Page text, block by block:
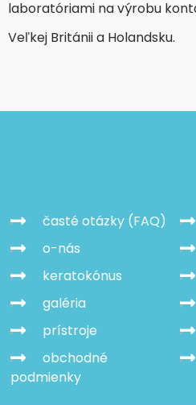
laboratóriami na výrobu
Veľkej Británii a Holandsku.
časté otázky (FAQ)
o-nás
keratokónus
galéria
prístroje
obchodné
podmienky